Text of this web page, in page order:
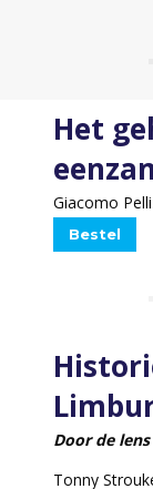
Het
Giacomo
Bestel
Door de
Tonny